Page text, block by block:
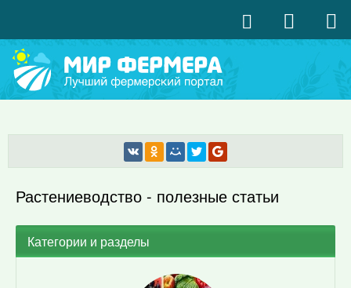
Растениеводство - полезные статьи
Категории и разделы